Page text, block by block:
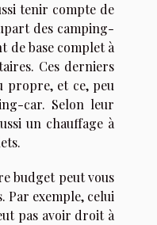
tenir compte de
des camping-
de base complet à
Ces derniers
propre, et ce, peu
car. Selon leur
un chauffage à
budget peut vous
Par exemple, celui
pas avoir droit à